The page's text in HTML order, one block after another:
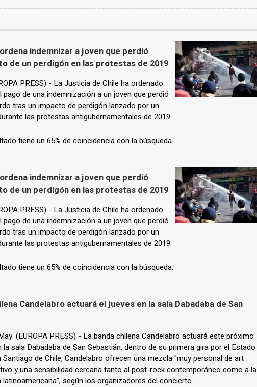
indemnizar a joven que perdió
de un perdigón en las protestas de 2019
PRESS) - La Justicia de Chile ha ordenado
de una indemnización a un joven que perdió
tras un impacto de perdigón lanzado por un
las protestas antigubernamentales de 2019.
tiene un 65% de coincidencia con la búsqueda.
indemnizar a joven que perdió
de un perdigón en las protestas de 2019
PRESS) - La Justicia de Chile ha ordenado
de una indemnización a un joven que perdió
tras un impacto de perdigón lanzado por un
las protestas antigubernamentales de 2019.
tiene un 65% de coincidencia con la búsqueda.
Candelabro actuará el jueves en la sala Dabadaba de San
(EUROPA PRESS) - La banda chilena Candelabro actuará este próximo
la sala Dabadaba de San Sebastián, dentro de su primera gira por el Estado
de Chile, Candelabro ofrecen una mezcla "muy personal de art
y una sensibilidad cercana tanto al post-rock contemporáneo como a la
según los organizadores del concierto.